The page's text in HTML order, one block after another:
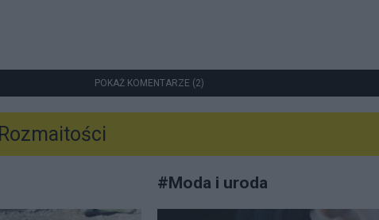
POKAŻ KOMENTARZE (2)
Rozmaitości
#Moda i uroda